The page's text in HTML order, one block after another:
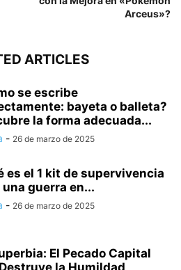
Arceus»?
ARTICLES
se escribe
bayeta o balleta?
la forma adecuada...
- 26 de marzo de 2025
es el 1 kit de supervivencia
una guerra en...
- 26 de marzo de 2025
El Pecado Capital
la Humildad